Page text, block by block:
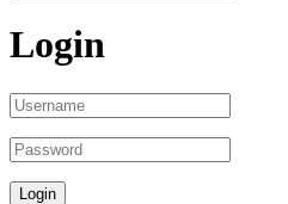
Login